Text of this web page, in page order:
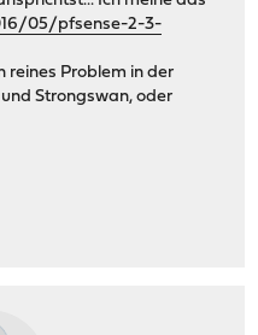
05/pfsense-2-3-
reines Problem in der
Strongswan, oder